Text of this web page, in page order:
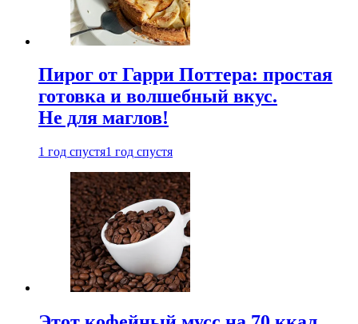
Пирог от Гарри Поттера: простая
готовка и волшебный вкус.
Не для маглов!
1 год спустя1 год спустя